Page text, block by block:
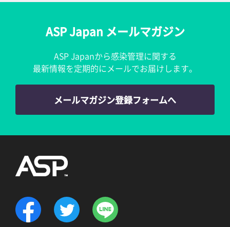
ASP Japan メールマガジン
ASP Japanから感染管理に関する
最新情報を定期的にメールでお届けします。
メールマガジン登録フォームへ